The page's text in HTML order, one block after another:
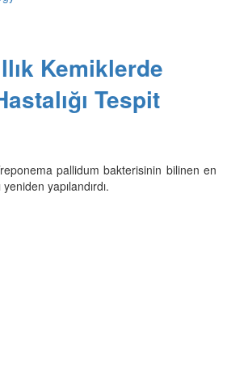
Kemiklerde
Tespit
pallidum bakterisinin bilinen en
yapılandırdı.